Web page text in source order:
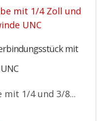
mit
mit 1/4 und 3/8...